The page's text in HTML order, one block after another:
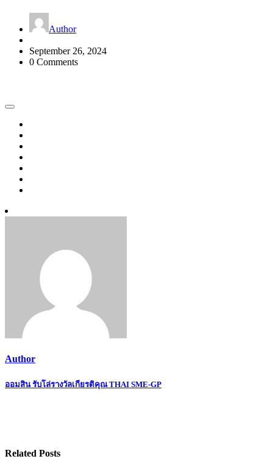
Author
September 26, 2024
0 Comments
Author
Post
ออมสิน รับโล่รางวัลเกียรติคุณ THAI SME-GP
Related Posts